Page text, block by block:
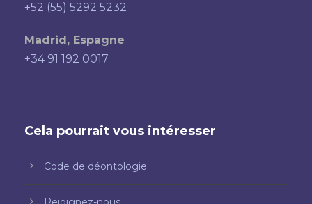
+52 (55) 5292 5232
Madrid, Espagne
+34 91 192 0017
Cela pourrait vous intéresser
Code de déontologie